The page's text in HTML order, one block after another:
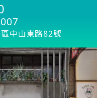
中山東路82號